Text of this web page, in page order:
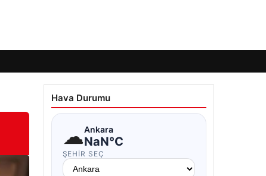
Hava Durumu
☁Ankara
NaN°C
ŞEHIR SEÇ